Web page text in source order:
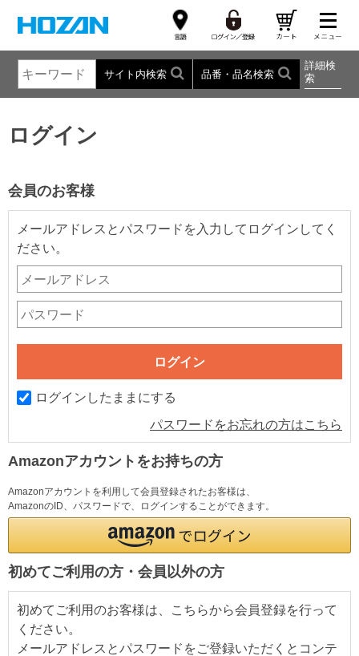
サイト内検索 品番・品名検索
詳細検
索
ログイン
会員のお客様
メールアドレスとパスワードを入力してログインしてく
ださい。
ログインしたままにする
パスワードをお忘れの方はこちら
Amazonアカウントをお持ちの方
Amazonアカウントを利用して会員登録されたお客様は、
AmazonのID、パスワードで、ログインすることができます。
初めてご利用の方・会員以外の方
初めてご利用のお客様は、こちらから会員登録を行って
ください。
メールアドレスとパスワードをご登録いただくとコンテ